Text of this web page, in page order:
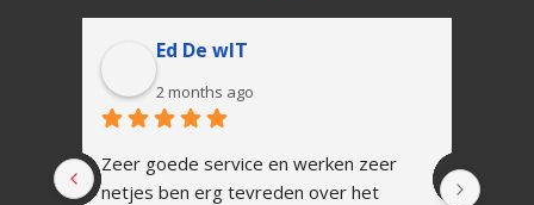
Ed De wIT
2 months ago
Zeer goede service en werken zeer
netjes ben erg tevreden over het